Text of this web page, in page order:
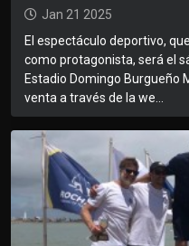
Jan 21 2025
El espectáculo deportivo,
como protagonista, será el
Estadio Domingo Burgueño
venta a través de la we...